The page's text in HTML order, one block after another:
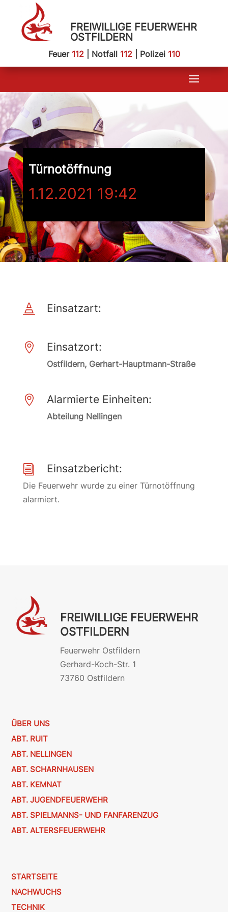
FREIWILLIGE FEUERWEHR
OSTFILDERN
Feuer 112| Notfall 112| Polizei 110
Türnotöffnung
1.12.2021 19:42
 Einsatzart:
 Einsatzort:
Ostfildern, Gerhart-Hauptmann-Straße
 Alarmierte Einheiten:
Abteilung Nellingen
i Einsatzbericht:
Die Feuerwehr wurde zu einer Türnotöffnung
alarmiert.
FREIWILLIGE FEUERWEHR
OSTFILDERN
Feuerwehr Ostfildern
Gerhard-Koch-Str. 1
73760 Ostfildern
ÜBER UNS
ABT. RUIT
ABT. NELLINGEN
ABT. SCHARNHAUSEN
ABT. KEMNAT
ABT. JUGENDFEUERWEHR
ABT. SPIELMANNS- UND FANFARENZUG
ABT. ALTERSFEUERWEHR
STARTSEITE
NACHWUCHS
TECHNIK